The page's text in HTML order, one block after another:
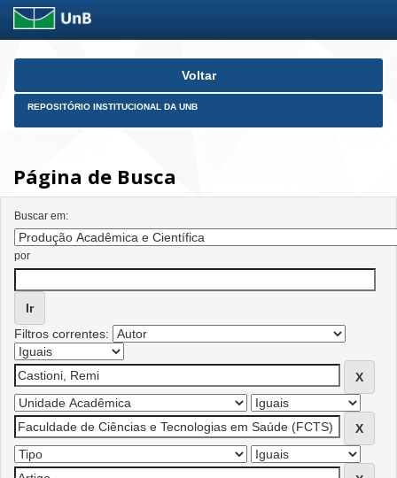
Skip
Voltar
REPOSITÓRIO INSTITUCIONAL DA UNB
Página de Busca
Buscar em:
por
Filtros correntes: